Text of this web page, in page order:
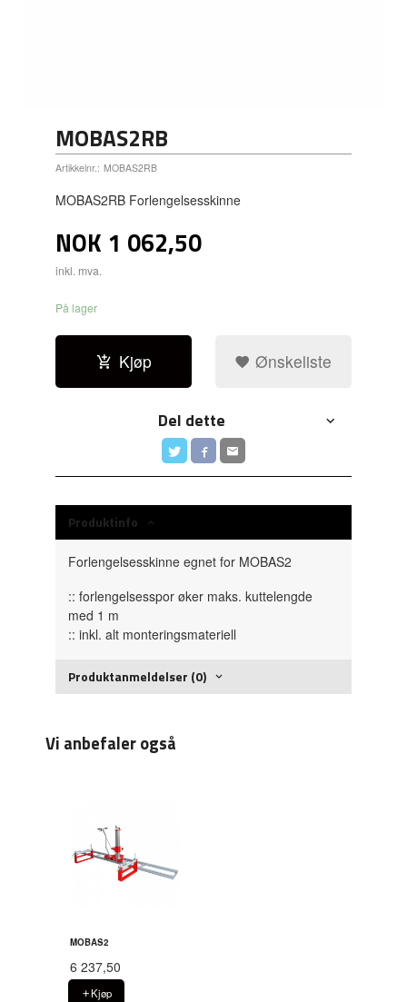
MOBAS2RB
Artikkelnr.: MOBAS2RB
MOBAS2RB Forlengelsesskinne
NOK 1 062,50
inkl. mva.
På lager
Kjøp Ønskeliste
Del dette
Produktinfo
Forlengelsesskinne egnet for MOBAS2
:: forlengelsesspor øker maks. kuttelengde
med 1 m
:: inkl. alt monteringsmateriell
Produktanmeldelser (0)
Vi anbefaler også
MOBAS2
6 237,50
Kjøp